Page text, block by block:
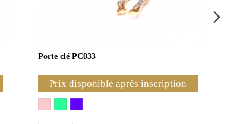
Porte clé PC033
Prix disponible après inscription